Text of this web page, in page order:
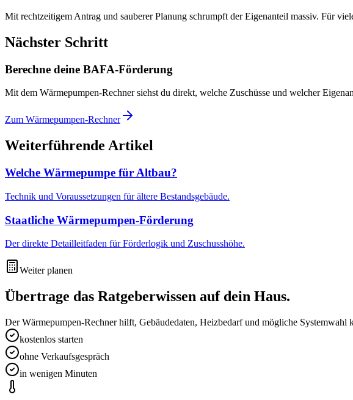
Mit rechtzeitigem Antrag und sauberer Planung schrumpft der Eigenanteil massiv. Für
Nächster Schritt
Berechne deine BAFA-Förderung
Mit dem Wärmepumpen-Rechner siehst du direkt, welche Zuschüsse und welcher
Zum Wärmepumpen-Rechner
Weiterführende Artikel
Welche Wärmepumpe für Altbau?
Technik und Voraussetzungen für ältere Bestandsgebäude.
Staatliche Wärmepumpen-Förderung
Der direkte Detailleitfaden für Förderlogik und Zuschusshöhe.
Weiter planen
Übertrage das Ratgeberwissen auf dein Haus.
Der Wärmepumpen-Rechner hilft, Gebäudedaten, Heizbedarf und mögliche Systemwahl
kostenlos starten
ohne Verkaufsgespräch
in wenigen Minuten